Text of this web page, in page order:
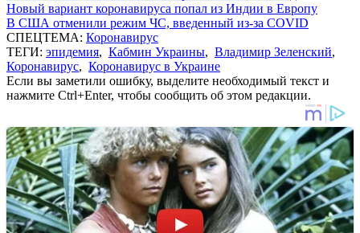
Новый вариант коронавируса попал из Индии в Европу
В США отменили режим ЧС, введенный из-за COVID
СПЕЦТЕМА: Коронавирус
ТЕГИ: эпидемия, Кабмин Украины, Владимир Зеленский,
Коронавирус, Коронавирус в Украине
Если вы заметили ошибку, выделите необходимый текст и
нажмите Ctrl+Enter, чтобы сообщить об этом редакции.